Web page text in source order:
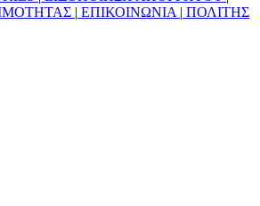
| ΕΠΙΚΟΙΝΩΝΙΑ | ΠΟΛΙΤΗΣ